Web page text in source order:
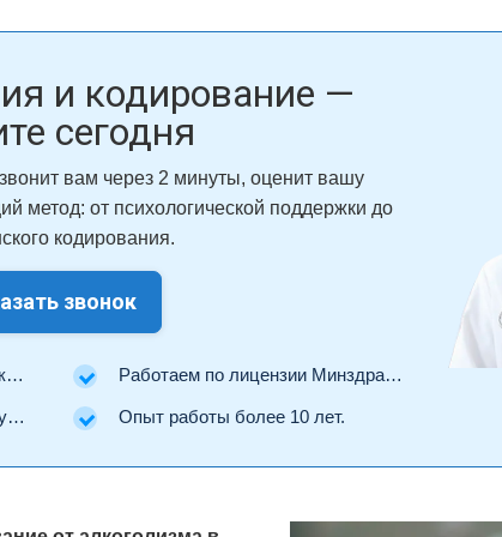
и кодирование —
сегодня
вам через 2 минуты, оценит вашу
метод: от психологической поддержки до
кодирования.
звонок
Работаем по лицензии Минздрава РФ.
Опыт работы более 10 лет.